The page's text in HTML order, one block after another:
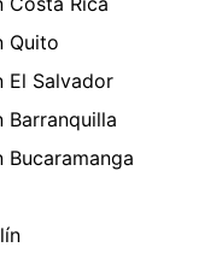
Quito
El Salvador
Barranquilla
Bucaramanga